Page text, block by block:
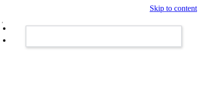
Skip to content